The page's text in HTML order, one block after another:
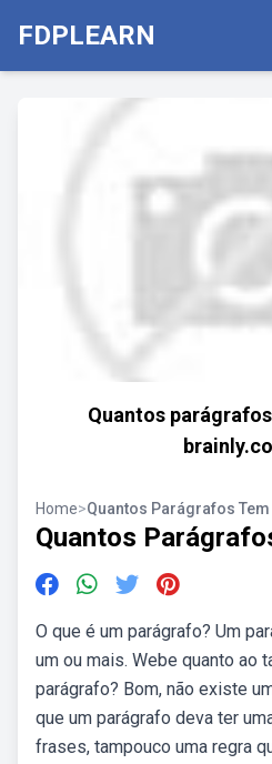
FDPLEARN
Quantos
Home>Quantos Parágrafos Tem
Quantos
O que é um parágrafo? Um
um ou mais. Webe quanto ao
parágrafo? Bom, não existe
que um parágrafo deva ter
frases, tampouco uma regra